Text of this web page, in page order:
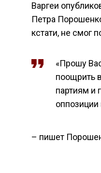
Варгеи
Петра
кстати, не смог
«Прошу
поощрить
партиям и
оппозиции
– пишет